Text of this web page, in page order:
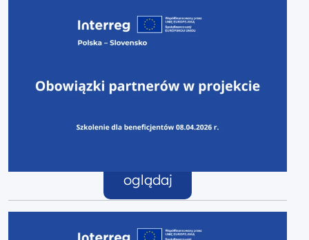
oglądaj